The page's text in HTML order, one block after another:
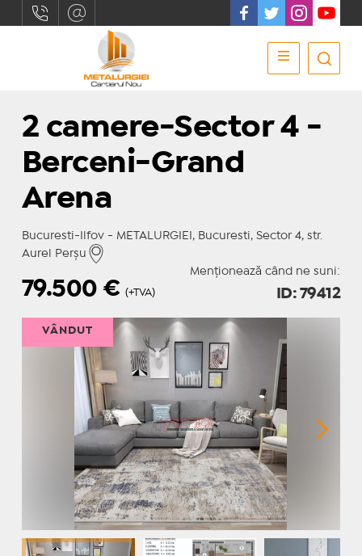
2 camere-Sector 4 -
Berceni-Grand
Arena
Bucuresti-Ilfov - METALURGIEI, Bucuresti, Sector 4, str.
Aurel Perşu
Menționează când ne suni:
79.500€ (+TVA) ID: 79412
VÂNDUT